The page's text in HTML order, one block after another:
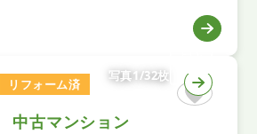
リフォーム済
写真1/32枚
中古マンション